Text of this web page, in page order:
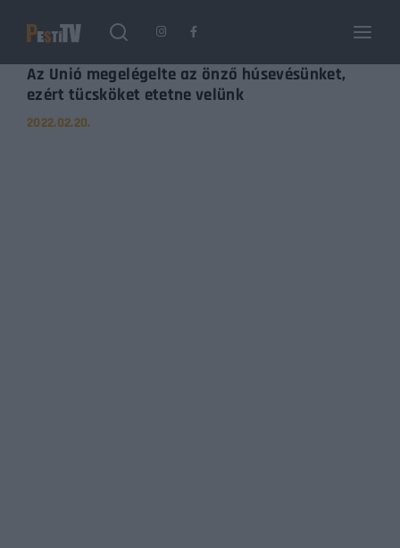
Az Unió megelégelte az önző húsevésünket,
ezért tücsköket etetne velünk
2022.02.20.
Login Register
Username or Email Address